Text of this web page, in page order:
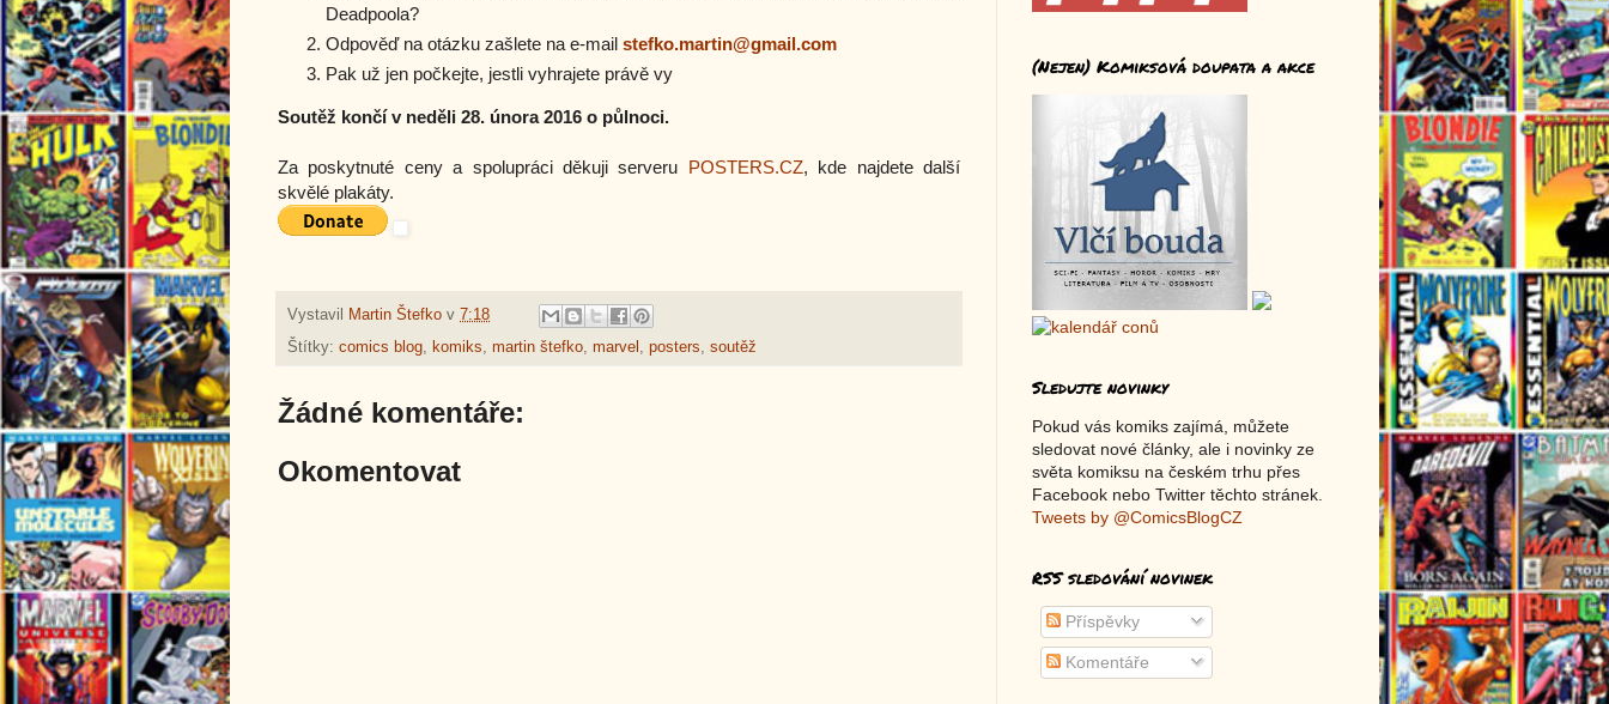
Deadpoola?
Odpověď na otázku zašlete na e-mail stefko.martin@gmail.com
Pak už jen počkejte, jestli vyhrajete právě vy
Soutěž končí v neděli 28. února 2016 o půlnoci.
Za poskytnuté ceny a spolupráci děkuji serveru POSTERS.CZ, kde najdete další
skvělé plakáty.
Vystavil Martin Štefko v 7:18
Štítky: comics blog, komiks, martin štefko, marvel , posters, soutěž
Žádné komentáře:
Okomentovat
(Nejen) Komiksová doupata a akce
Sledujte novinky
Pokud vás komiks zajímá, můžete
sledovat nové články, ale i novinky ze
světa komiksu na českém trhu přes
Facebook nebo Twitter těchto stránek.
Tweets by @ComicsBlogCZ
RSS sledování novinek
Příspěvky
Komentáře